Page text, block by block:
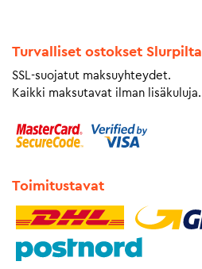
Turvalliset ostokset Slurpilta
SSL-suojatut maksuyhteydet.
Kaikki maksutavat ilman lisäkuluja.
Toimitustavat